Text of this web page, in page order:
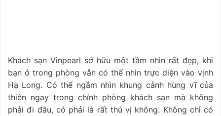
Khách sạn Vinpearl sở hữu một tầm nhìn rất đẹp, khi
bạn ở trong phòng vẫn có thể nhìn trực diện vào vịnh
Hạ Long. Có thể ngắm nhìn khung cảnh hùng vĩ của
thiên ngay trong chính phòng khách sạn mà không
phải đi đâu, có phải là rất thú vị không. Không chỉ có